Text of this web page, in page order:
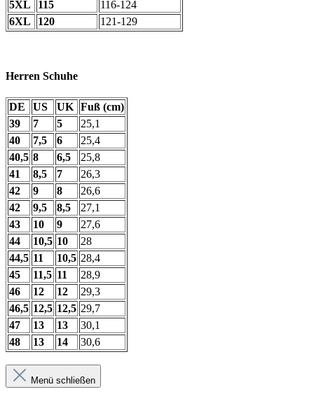
5XL
115
116-124
6XL
120 121-129
Herren Schuhe
DE US UK Fuß (cm)
39
7 5
25,1
40
7,5 6
25,4
40,5 8 6,5
25,8
41
8,5 7
26,3
42
9 8
26,6
42
9,5 8,5
27,1
43
10 9
27,6
44
10,5 10
28
44,5 11 10,5 28,4
45
11,5 11
28,9
46
12 12
29,3
46,5 12,5 12,5 29,7
47
13 13
30,1
48
13 14 30,6
Menü schließen